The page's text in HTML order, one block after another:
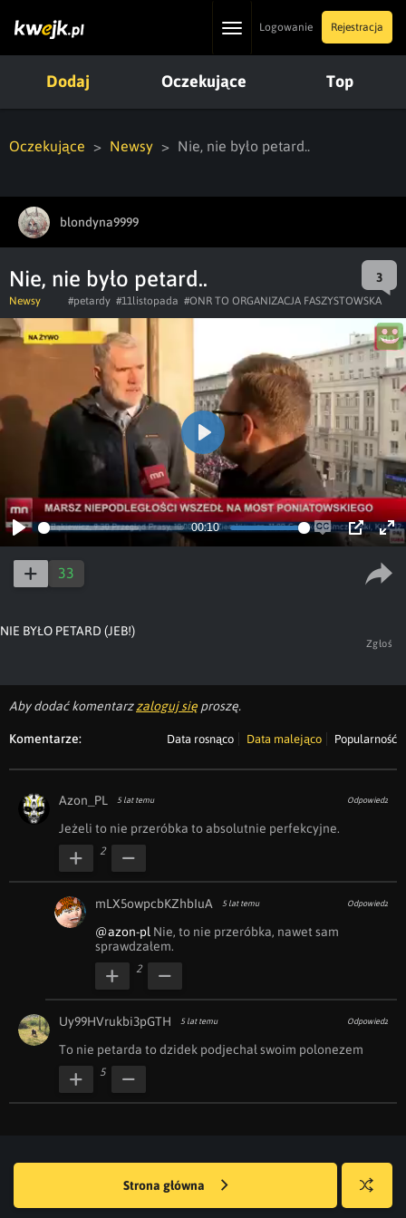
ToggleLogowanie Rejestracja
Dodaj Oczekujące Top
Oczekujące Newsy Nie, nie było petard..
blondyna9999
Nie, nie było petard.. 3
Newsy #petardy #11listopada #ONR TO ORGANIZACJA FASZYSTOWSKA
Play
00:10
Enable PIP
Play
33
NIE BYŁO PETARD (JEB!)
Zgłoś
Aby dodać komentarzzaloguj się proszę.
Komentarze: Data rosnąco Data malejąco Popularność
Azon_PL 5 lat temu Odpowiedz
Jeżeli to nie przeróbka to absolutnie perfekcyjne.
2
mLX5owpcbKZhbIuA 5 lat temu Odpowiedz
@azon-pl Nie, to nie przeróbka, nawet sam
sprawdzałem.
2
Uy99HVrukbi3pGTH 5 lat temu Odpowiedz
To nie petarda to dzidek podjechał swoim polonezem
5
Strona główna